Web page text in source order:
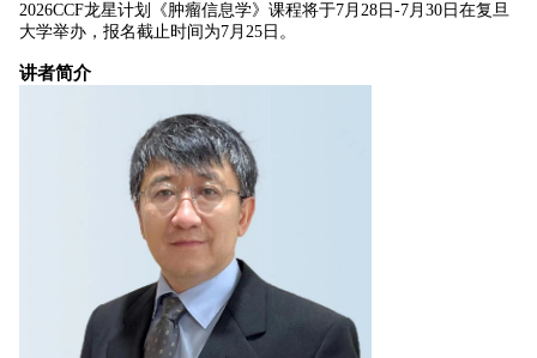
2026CCF龙星计划《肿瘤信息学》课程将于7月28日-7月30日在复旦
大学举办，报名截止时间为7月25日。
讲者简介